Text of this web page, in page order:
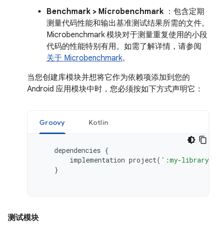
Benchmark > Microbenchmark ：包含定期
测量代码性能和输出基准测试结果所需的文件。
Microbenchmark 模块对于测量重复使用的小段
代码的性能特别有用。如需了解详情，请参阅
关于 Microbenchmark。
当您创建库模块并想将它作为依赖项添加到您的
Android 应用模块中时，您必须按如下方式声明它：
Groovy Kotlin
dependencies {
implementation project( ':my-library-
}
测试模块